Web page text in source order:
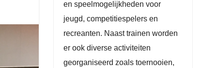
en speelmogelijkheden voor
jeugd, competitiespelers en
recreanten. Naast trainen worden
er ook diverse activiteiten
georganiseerd zoals toernooien,